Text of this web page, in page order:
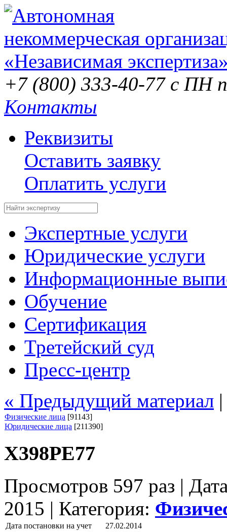
+7 (800) 333-40-77 с ПН
Контакты
Реквизиты
Оставить заявку
Оплатить услуги
Экспертные услуги
Юридические услуги
Информационные
Обучение
Сертификация
Третейский суд
Пресс-центр
« Предыдущий материал
Физические лица [91143]
Юридические лица [211390]
Х398РЕ77
Просмотров 597 раз |
2015 | Категория:
Дата постановки на учет
27.02.2014